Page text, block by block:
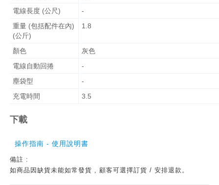
電線長度 (公尺)
-
重量 (包括配件在內)
(公斤)
1.8
顏色
灰色
電線自動回捲
-
塵袋型
-
充電時間
3.5
下載
操作指南 - 使用說明書
備註 :
如商品因缺貨未能如常發貨 , 顧客可選擇訂貨 / 安排退款。